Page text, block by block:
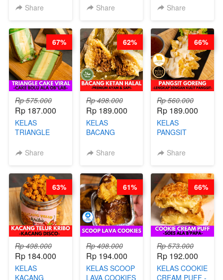
PROTEIN
Share
CHEESECAKE -
DALAM
KALENG-BY
CHEF DITA
Share
BLOK M -BY
JUNI)
Share
Rp 575.000
Rp 187.000
KELAS
TRIANGLE
CAKE BOLU
Share
67%
Rp 498.000
Rp 189.000
KELAS
BACANG
PREMIUM
Share
62%
Rp 560.000
Rp 189.000
KELAS
PANGSIT
LENGKAP
PANGSIT -BY
CHEF DITA
Share
66%
Rp 498.000
Rp 184.000
KELAS
KACANG
63%
Rp 498.000
Rp 194.000
KELAS SCOOP
LAVA COOKIES
61%
Rp 573.000
Rp 192.000
KELAS COOKIE
CREAM PUFF -
66%